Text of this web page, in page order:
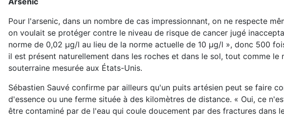
Pour l'arsenic, dans un nombre de cas impressionnant, on ne respecte
on voulait se protéger contre le niveau de risque de cancer jugé
norme de 0,02 µg/l au lieu de la norme actuelle de 10 µg/l », donc 500
il est présent naturellement dans les roches et dans le sol, tout comme le
souterraine mesurée aux États-Unis.
Sébastien Sauvé confirme par ailleurs qu'un puits artésien peut se faire
d'essence ou une ferme située à des kilomètres de distance. « Oui, ce
être contaminé par de l'eau qui coule doucement par des fractures dans